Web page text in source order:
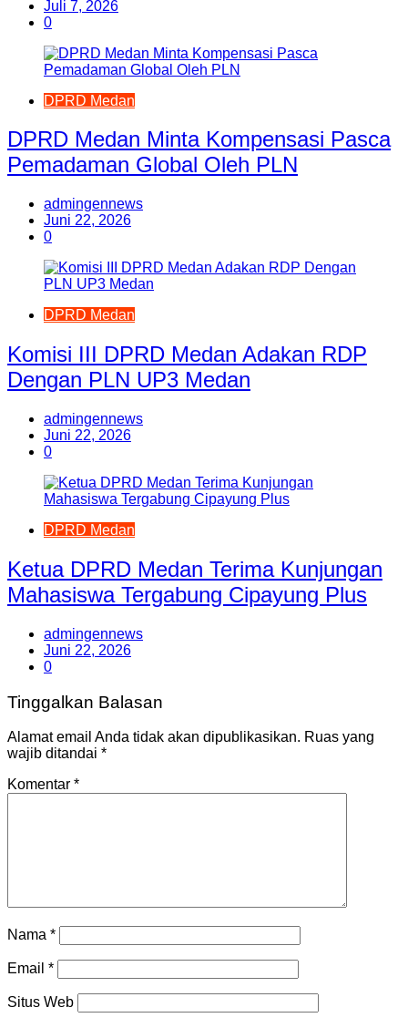
Juli 7, 2026
0
DPRD Medan
DPRD Medan Minta Kompensasi Pasca
Pemadaman Global Oleh PLN
admingennews
Juni 22, 2026
0
DPRD Medan
Komisi III DPRD Medan Adakan RDP
Dengan PLN UP3 Medan
admingennews
Juni 22, 2026
0
DPRD Medan
Ketua DPRD Medan Terima Kunjungan
Mahasiswa Tergabung Cipayung Plus
admingennews
Juni 22, 2026
0
Tinggalkan Balasan
Alamat email Anda tidak akan dipublikasikan. Ruas yang
wajib ditandai *
Komentar *
Nama *
Email *
Situs Web